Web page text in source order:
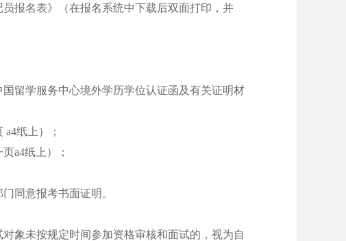
报名表》（在报名系统中下载后双面打印，并
留学服务中心境外学历学位认证函及有关证明材
纸上）；
a4纸上）；
同意报考书面证明。
象未按规定时间参加资格审核和面试的，视为自